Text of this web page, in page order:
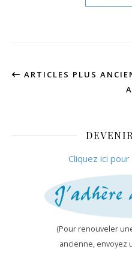
ARTICLES PLUS
Cliquez ici
(Pour renouveler
ancienne, envoyez